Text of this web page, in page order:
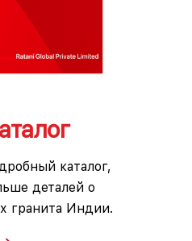
каталог,
деталей о
гранита Индии.